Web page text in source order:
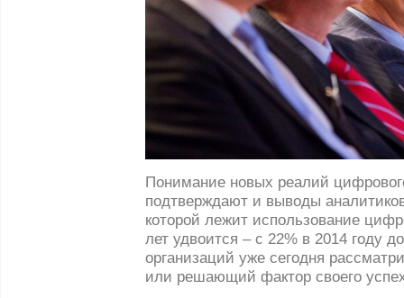
Понимание новых реалий
подтверждают и выводы
которой лежит использование
лет удвоится – с 22% в 2014 году
организаций уже сегодня
или решающий фактор своего